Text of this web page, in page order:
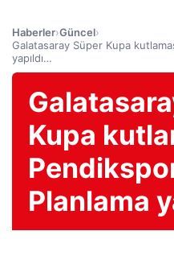
Haberler›Güncel›
Galatasaray Süper Kupa
yapıldı…
Kupa
Planlama